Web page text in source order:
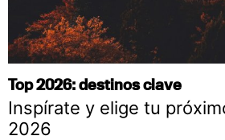
Top 2026: destinos clave
Inspírate y elige tu
2026